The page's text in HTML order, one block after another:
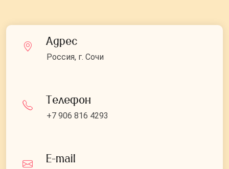
Адрес
Россия, г. Сочи
Телефон
+7 906 816 4293
E-mail